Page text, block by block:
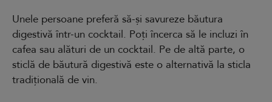
Unele persoane preferă să-și savureze băutura
digestivă într-un cocktail. Poți încerca să le incluzi în
cafea sau alături de un cocktail. Pe de altă parte, o
sticlă de băutură digestivă este o alternativă la sticla
tradițională de vin.